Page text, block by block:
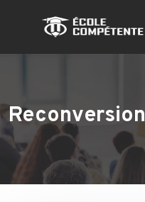
Reconversion